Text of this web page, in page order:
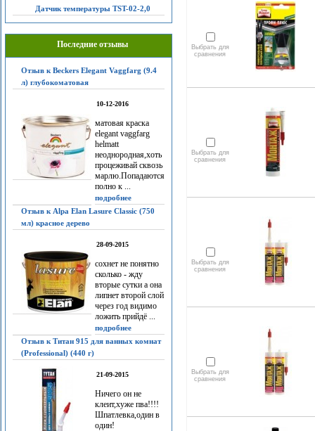
Датчик температуры TST-02-2,0
Последние отзывы
Отзыв к Beckers Elegant Vaggfarg (9.4
л) глубокоматовая
10-12-2016
матовая краска
elegant vaggfarg
helmatt
неоднородная,хоть
процеживай сквозь
марлю.Попадаются
полно к ...
подробнее
Отзыв к Alpa Elan Lasure Classic (750
мл) красное дерево
28-09-2015
сохнет не понятно
сколько - жду
вторые сутки а она
липнет второй слой
через год видимо
ложить прийдё ...
подробнее
Отзыв к Титан 915 для ванных комнат
(Professional) (440 г)
21-09-2015
Ничего он не
клеит,хуже пва!!!!
Шпатлевка,один в
один!
Выбрать для
сравнения
Выбрать для
сравнения
Выбрать для
сравнения
Выбрать для
сравнения